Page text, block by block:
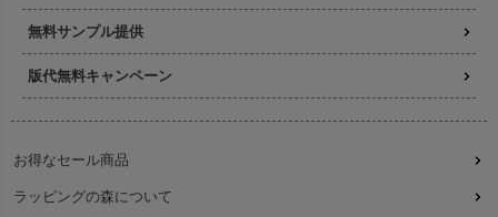
無料サンプル提供
版代無料キャンペーン
お得なセール商品
ラッピングの森について